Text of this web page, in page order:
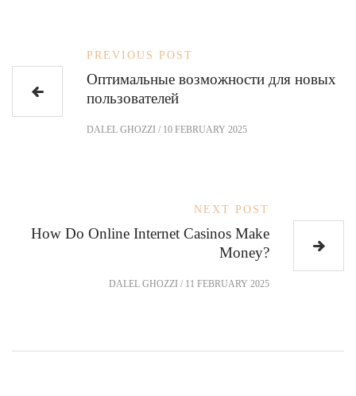
PREVIOUS POST
Оптимальные возможности для новых
пользователей
DALEL GHOZZI / 10 FEBRUARY 2025
NEXT POST
How Do Online Internet Casinos Make
Money?
DALEL GHOZZI / 11 FEBRUARY 2025